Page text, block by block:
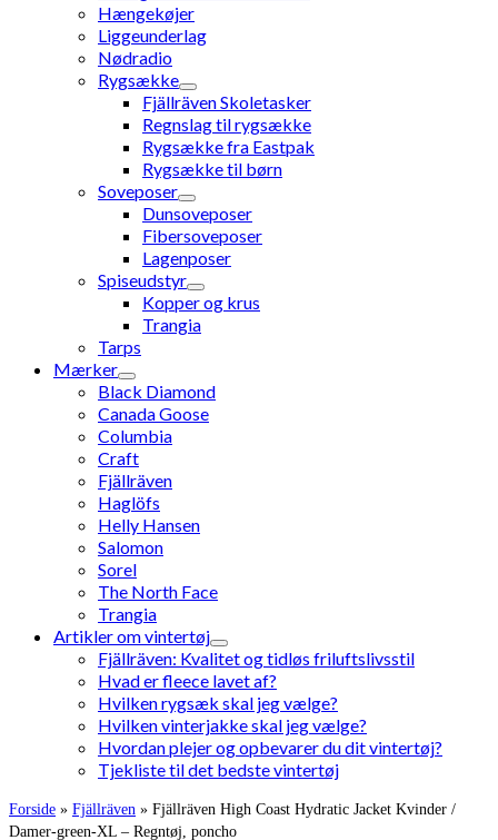
Hængekøjer
Liggeunderlag
Nødradio
Rygsække
Fjällräven Skoletasker
Regnslag til rygsække
Rygsække fra Eastpak
Rygsække til børn
Soveposer
Dunsoveposer
Fibersoveposer
Lagenposer
Spiseudstyr
Kopper og krus
Trangia
Tarps
Mærker
Black Diamond
Canada Goose
Columbia
Craft
Fjällräven
Haglöfs
Helly Hansen
Salomon
Sorel
The North Face
Trangia
Artikler om vintertøj
Fjällräven: Kvalitet og tidløs friluftslivsstil
Hvad er fleece lavet af?
Hvilken rygsæk skal jeg vælge?
Hvilken vinterjakke skal jeg vælge?
Hvordan plejer og opbevarer du dit vintertøj?
Tjekliste til det bedste vintertøj
Forside » Fjällräven » Fjällräven High Coast Hydratic Jacket Kvinder /
Damer-green-XL – Regntøj, poncho